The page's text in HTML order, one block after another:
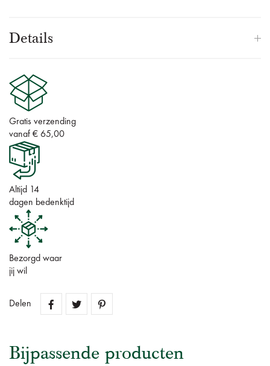
Details
Gratis verzending
vanaf € 65,00
Altijd 14
dagen bedenktijd
Bezorgd waar
jij wil
Delen
Bijpassende producten